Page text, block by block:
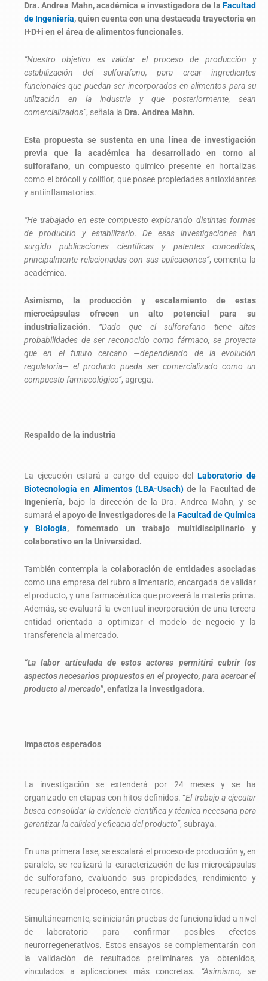
Dra. Andrea Mahn, académica e investigadora de la Facultad
de Ingeniería, quien cuenta con una destacada trayectoria en
I+D+i en el área de alimentos funcionales.
“Nuestro objetivo es validar el proceso de producción y
estabilización del sulforafano, para crear ingredientes
funcionales que puedan ser incorporados en alimentos para su
utilización en la industria y que posteriormente, sean
comercializados”, señala la Dra. Andrea Mahn.
Esta propuesta se sustenta en una línea de investigación
previa que la académica ha desarrollado en torno al
sulforafano, un compuesto químico presente en hortalizas
como el brócoli y coliflor, que posee propiedades antioxidantes
y antiinflamatorias.
“He trabajado en este compuesto explorando distintas formas
de producirlo y estabilizarlo. De esas investigaciones han
surgido publicaciones científicas y patentes concedidas,
principalmente relacionadas con sus aplicaciones”, comenta la
académica.
Asimismo, la producción y escalamiento de estas
microcápsulas ofrecen un alto potencial para su
industrialización. “Dado que el sulforafano tiene altas
probabilidades de ser reconocido como fármaco, se proyecta
que en el futuro cercano —dependiendo de la evolución
regulatoria— el producto pueda ser comercializado como un
compuesto farmacológico”, agrega.
Respaldo de la industria
La ejecución estará a cargo del equipo del
Laboratorio de
Biotecnología en Alimentos (LBA-Usach)de la Facultad de
Ingeniería, bajo la dirección de la Dra. Andrea Mahn, y se
sumará el apoyo de investigadores de la Facultad de Química
y Biología, fomentado un trabajo multidisciplinario y
colaborativo en la Universidad.
También contempla la colaboración de entidades asociadas
como una empresa del rubro alimentario, encargada de validar
el producto, y una farmacéutica que proveerá la materia prima.
Además, se evaluará la eventual incorporación de una tercera
entidad orientada a optimizar el modelo de negocio y la
transferencia al mercado.
“La labor articulada de estos actores permitirá cubrir los
aspectos necesarios propuestos en el proyecto, para acercar el
producto al mercado”, enfatiza la investigadora.
Impactos esperados
La investigación se extenderá por 24 meses y se ha
organizado en etapas con hitos definidos. “El trabajo a ejecutar
busca consolidar la evidencia científica y técnica necesaria para
garantizar la calidad y eficacia del producto”, subraya.
En una primera fase, se escalará el proceso de producción y, en
paralelo, se realizará la caracterización de las microcápsulas
de sulforafano, evaluando sus propiedades, rendimiento y
recuperación del proceso, entre otros.
Simultáneamente, se iniciarán pruebas de funcionalidad a nivel
de laboratorio para confirmar posibles efectos
neurorregenerativos. Estos ensayos se complementarán con
la validación de resultados preliminares ya obtenidos,
vinculados a aplicaciones más concretas. “Asimismo, se